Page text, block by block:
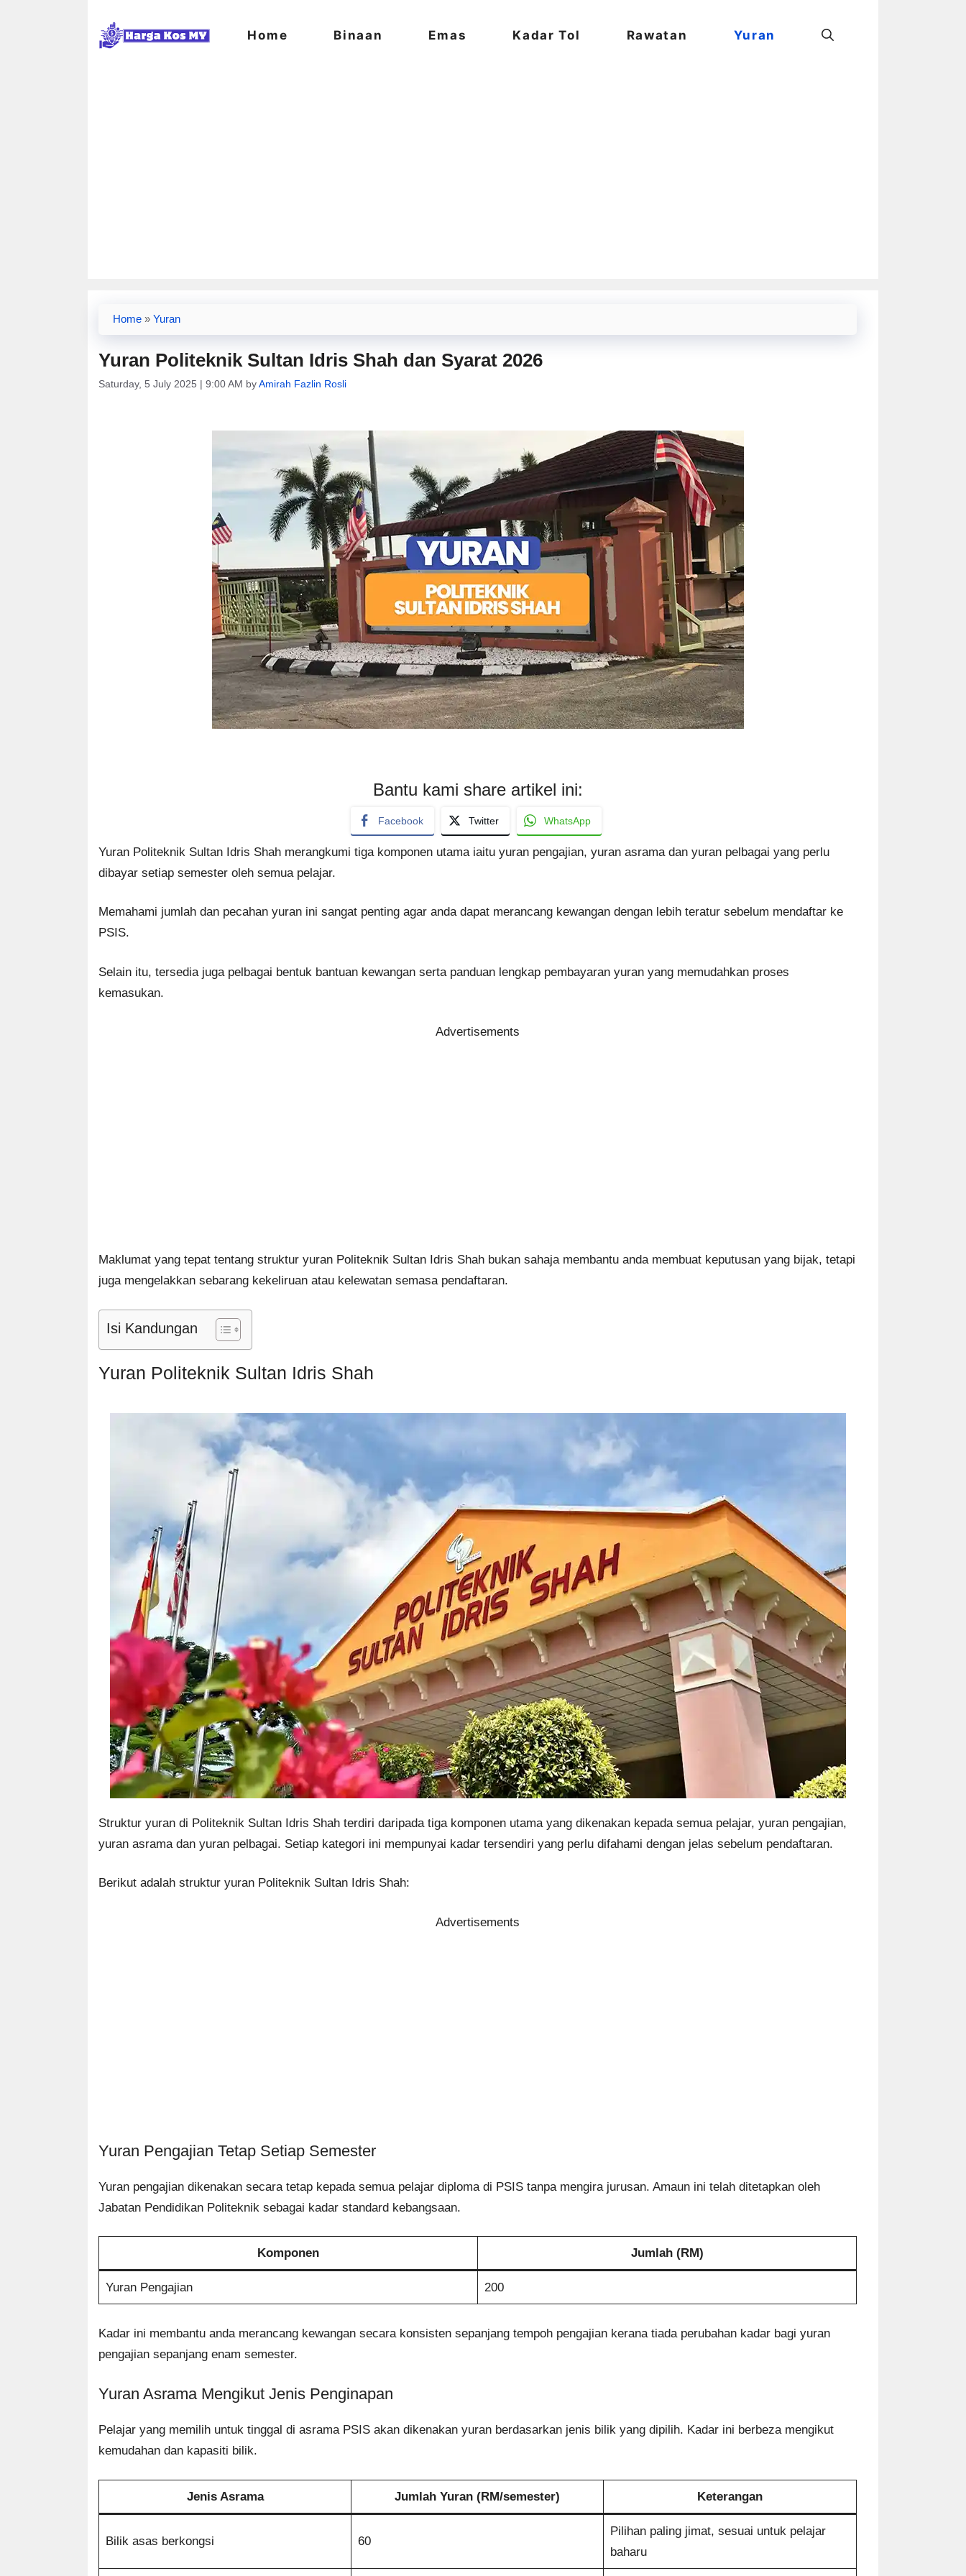
Home Binaan Emas Kadar Tol Rawatan Yuran
Home » Yuran
Yuran Politeknik Sultan Idris Shah dan Syarat 2026
Saturday, 5 July 2025 | 9:00 AM byAmirah Fazlin Rosli
Bantu kami share artikel ini:
Facebook Twitter WhatsApp
Yuran Politeknik Sultan Idris Shah merangkumi tiga komponen utama iaitu yuran pengajian, yuran asrama dan yuran pelbagai yang perlu
dibayar setiap semester oleh semua pelajar.
Memahami jumlah dan pecahan yuran ini sangat penting agar anda dapat merancang kewangan dengan lebih teratur sebelum mendaftar ke
PSIS.
Selain itu, tersedia juga pelbagai bentuk bantuan kewangan serta panduan lengkap pembayaran yuran yang memudahkan proses
kemasukan.
Advertisements
Maklumat yang tepat tentang struktur yuran Politeknik Sultan Idris Shah bukan sahaja membantu anda membuat keputusan yang bijak, tetapi
juga mengelakkan sebarang kekeliruan atau kelewatan semasa pendaftaran.
Isi Kandungan
Yuran Politeknik Sultan Idris Shah
Struktur yuran di Politeknik Sultan Idris Shah terdiri daripada tiga komponen utama yang dikenakan kepada semua pelajar, yuran pengajian,
yuran asrama dan yuran pelbagai. Setiap kategori ini mempunyai kadar tersendiri yang perlu difahami dengan jelas sebelum pendaftaran.
Berikut adalah struktur yuran Politeknik Sultan Idris Shah:
Advertisements
Yuran Pengajian Tetap Setiap Semester
Yuran pengajian dikenakan secara tetap kepada semua pelajar diploma di PSIS tanpa mengira jurusan. Amaun ini telah ditetapkan oleh
Jabatan Pendidikan Politeknik sebagai kadar standard kebangsaan.
Komponen Jumlah (RM)
Yuran Pengajian 200
Kadar ini membantu anda merancang kewangan secara konsisten sepanjang tempoh pengajian kerana tiada perubahan kadar bagi yuran
pengajian sepanjang enam semester.
Yuran Asrama Mengikut Jenis Penginapan
Pelajar yang memilih untuk tinggal di asrama PSIS akan dikenakan yuran berdasarkan jenis bilik yang dipilih. Kadar ini berbeza mengikut
kemudahan dan kapasiti bilik.
Jenis Asrama Jumlah Yuran (RM/semester) Keterangan
Bilik asas berkongsi 60
Pilihan paling jimat, sesuai untuk pelajar
baharu